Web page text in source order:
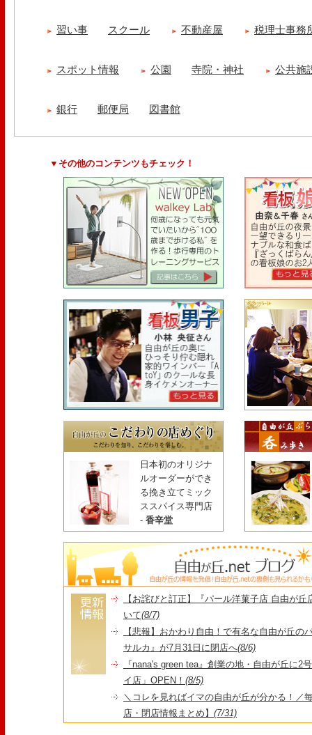
習い事 スクール 不動産屋 税理士事務
スポット情報 公園 寺院・神社 公共施
銀行 郵便局 図書館
▼その他のコンテンツもチェック！
日本初のオリジナ
ルオーダーができ
る挽き立てミック
ススパイス専門店
- 香辛堂
【お詫びと訂正】『パール洋菓子店 自由が
いて(8/7)
【悲報】おかわり自由！で有名な自由が丘の
サルカ』が7月31日に閉店へ(8/6)
『nana's green tea』創業の地・自由が丘に2
イ店」OPEN！ (8/5)
＼コレを見ればイマの自由が丘が分かる！／
店・閉店情報まとめ】 (7/31)